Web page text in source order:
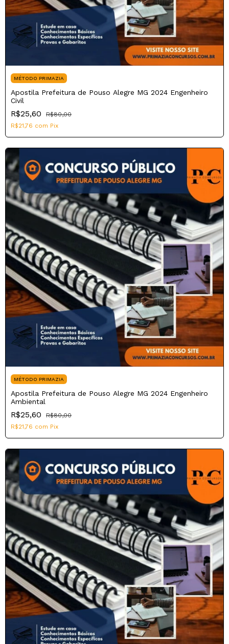
MÉTODO PRIMAZIA
Apostila Prefeitura de Pouso Alegre MG 2024 Engenheiro
Civil
R$25,60
R$80,00
R$21,76 com Pix
MÉTODO PRIMAZIA
Apostila Prefeitura de Pouso Alegre MG 2024 Engenheiro
Ambiental
R$25,60
R$80,00
R$21,76 com Pix